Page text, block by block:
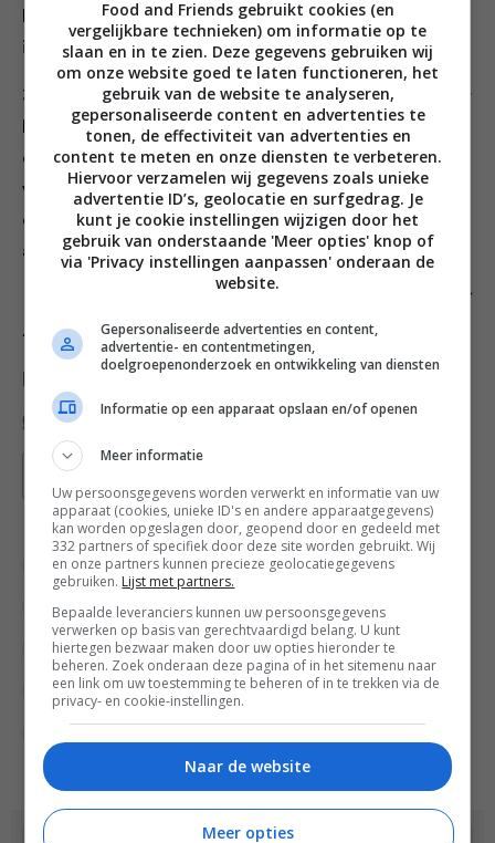
kaneel en het zout erdoor. Giet het mengsel over de
ingrediënten in de kom en roer alles goed door elkaar.
3. Spreid het mengsel uit over een grote met bakpapier
beklede bakplaat en zet de granola 50-60 minuten in
de oven. Strooi de kokosvlokken er pas 15 minuten
voor het eind bij om ze heel licht te roosteren. Bewaar
de granola maximaal 2 weken in een luchtdicht
afsluitbare bak.
25 g koolhydraten / 5 g eiwitten
Bakken Bakrecepten Brunch recepten
Lunch recepten Lunchgerecht
Makkelijke recepten Ontbijt
Ontbijt recepten Overdag
Dit recept komt uit:
Food and Friends gebruikt cookies (en
vergelijkbare technieken) om informatie op te
slaan en in te zien. Deze gegevens gebruiken wij
om onze website goed te laten functioneren, het
gebruik van de website te analyseren,
gepersonaliseerde content en advertenties te
tonen, de effectiviteit van advertenties en
content te meten en onze diensten te verbeteren.
Hiervoor verzamelen wij gegevens zoals unieke
advertentie ID’s, geolocatie en surfgedrag. Je
kunt je cookie instellingen wijzigen door het
gebruik van onderstaande 'Meer opties' knop of
via 'Privacy instellingen aanpassen' onderaan de
website.
Gepersonaliseerde advertenties en content,
advertentie- en contentmetingen,
doelgroepenonderzoek en ontwikkeling van diensten
Informatie op een apparaat opslaan en/of openen
Meer informatie
Uw persoonsgegevens worden verwerkt en informatie van uw
apparaat (cookies, unieke ID's en andere apparaatgegevens)
kan worden opgeslagen door, geopend door en gedeeld met
332 partners of specifiek door deze site worden gebruikt. Wij
en onze partners kunnen precieze geolocatiegegevens
gebruiken. Lijst met partners.
Bepaalde leveranciers kunnen uw persoonsgegevens
verwerken op basis van gerechtvaardigd belang. U kunt
hiertegen bezwaar maken door uw opties hieronder te
beheren. Zoek onderaan deze pagina of in het sitemenu naar
een link om uw toestemming te beheren of in te trekken via de
privacy- en cookie-instellingen.
Naar de website
Meer opties